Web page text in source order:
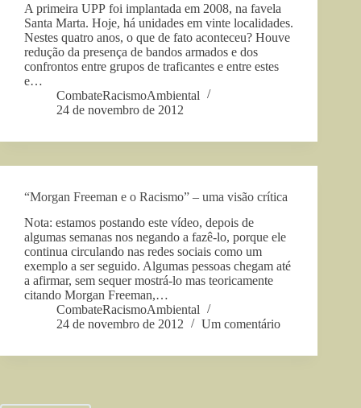
A primeira UPP foi implantada em 2008, na favela
Santa Marta. Hoje, há unidades em vinte localidades.
Nestes quatro anos, o que de fato aconteceu? Houve
redução da presença de bandos armados e dos
confrontos entre grupos de traficantes e entre estes
e…
CombateRacismoAmbiental
24 de novembro de 2012
“Morgan Freeman e o Racismo” – uma visão crítica
Nota: estamos postando este vídeo, depois de
algumas semanas nos negando a fazê-lo, porque ele
continua circulando nas redes sociais como um
exemplo a ser seguido. Algumas pessoas chegam até
a afirmar, sem sequer mostrá-lo mas teoricamente
citando Morgan Freeman,…
CombateRacismoAmbiental
24 de novembro de 2012
Um comentário